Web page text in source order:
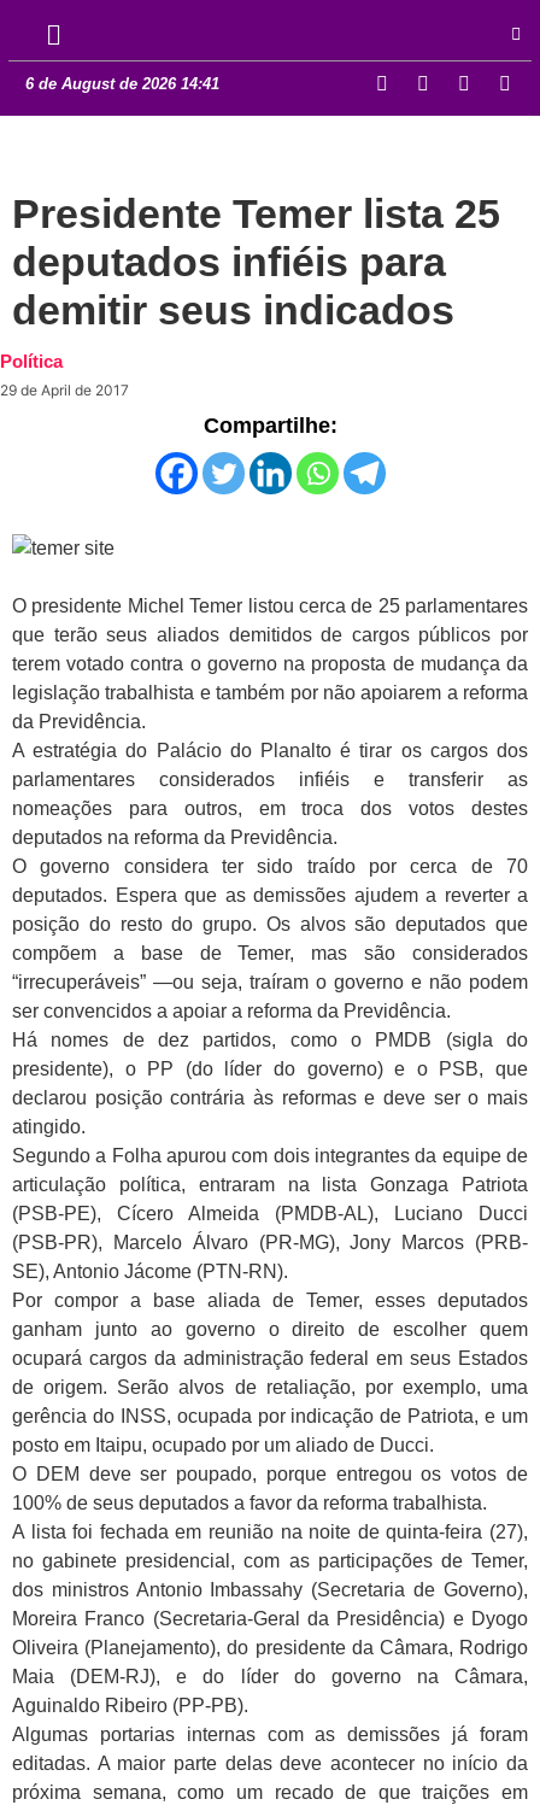
6 de August de 2026 14:41
Presidente Temer lista 25
deputados infiéis para
demitir seus indicados
Política
29 de April de 2017
Compartilhe:
O presidente Michel Temer listou cerca de 25 parlamentares
que terão seus aliados demitidos de cargos públicos por
terem votado contra o governo na proposta de mudança da
legislação trabalhista e também por não apoiarem a reforma
da Previdência.
A estratégia do Palácio do Planalto é tirar os cargos dos
parlamentares considerados infiéis e transferir as
nomeações para outros, em troca dos votos destes
deputados na reforma da Previdência.
O governo considera ter sido traído por cerca de 70
deputados. Espera que as demissões ajudem a reverter a
posição do resto do grupo. Os alvos são deputados que
compõem a base de Temer, mas são considerados
“irrecuperáveis” —ou seja, traíram o governo e não podem
ser convencidos a apoiar a reforma da Previdência.
Há nomes de dez partidos, como o PMDB (sigla do
presidente), o PP (do líder do governo) e o PSB, que
declarou posição contrária às reformas e deve ser o mais
atingido.
Segundo a Folha apurou com dois integrantes da equipe de
articulação política, entraram na lista Gonzaga Patriota
(PSB-PE), Cícero Almeida (PMDB-AL), Luciano Ducci
(PSB-PR), Marcelo Álvaro (PR-MG), Jony Marcos (PRB-
SE), Antonio Jácome (PTN-RN).
Por compor a base aliada de Temer, esses deputados
ganham junto ao governo o direito de escolher quem
ocupará cargos da administração federal em seus Estados
de origem. Serão alvos de retaliação, por exemplo, uma
gerência do INSS, ocupada por indicação de Patriota, e um
posto em Itaipu, ocupado por um aliado de Ducci.
O DEM deve ser poupado, porque entregou os votos de
100% de seus deputados a favor da reforma trabalhista.
A lista foi fechada em reunião na noite de quinta-feira (27),
no gabinete presidencial, com as participações de Temer,
dos ministros Antonio Imbassahy (Secretaria de Governo),
Moreira Franco (Secretaria-Geral da Presidência) e Dyogo
Oliveira (Planejamento), do presidente da Câmara, Rodrigo
Maia (DEM-RJ), e do líder do governo na Câmara,
Aguinaldo Ribeiro (PP-PB).
Algumas portarias internas com as demissões já foram
editadas. A maior parte delas deve acontecer no início da
próxima semana, como um recado de que traições em